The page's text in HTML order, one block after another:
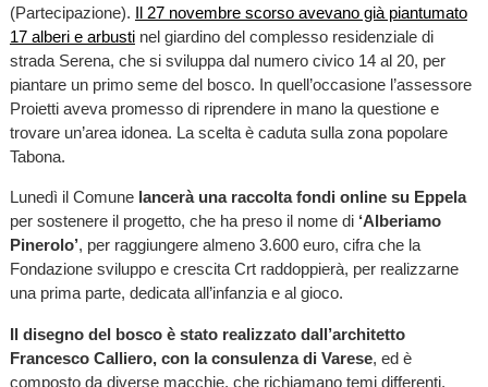
(Partecipazione). Il 27 novembre scorso avevano già piantumato
17 alberi e arbustinel giardino del complesso residenziale di
strada Serena, che si sviluppa dal numero civico 14 al 20, per
piantare un primo seme del bosco. In quell’occasione l’assessore
Proietti aveva promesso di riprendere in mano la questione e
trovare un’area idonea. La scelta è caduta sulla zona popolare
Tabona.
Lunedì il Comune lancerà una raccolta fondi online su Eppela
per sostenere il progetto, che ha preso il nome di ‘Alberiamo
Pinerolo’, per raggiungere almeno 3.600 euro, cifra che la
Fondazione sviluppo e crescita Crt raddoppierà, per realizzarne
una prima parte, dedicata all’infanzia e al gioco.
Il disegno del bosco è stato realizzato dall’architetto
Francesco Calliero, con la consulenza di Varese, ed è
composto da diverse macchie, che richiamano temi differenti.